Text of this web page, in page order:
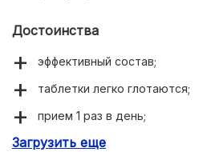
Достоинства
эффективный состав;
таблетки легко глотаются;
прием 1 раз в день;
укрепляют иммунитет;
Загрузить еще